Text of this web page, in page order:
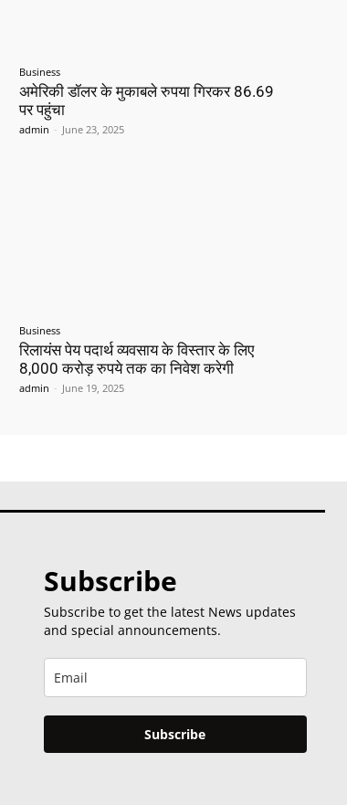
Business
अमेरिकी डॉलर के मुकाबले रुपया गिरकर 86.69
पर पहुंचा
admin - June 23, 2025
Business
रिलायंस पेय पदार्थ व्यवसाय के विस्तार के लिए
8,000 करोड़ रुपये तक का निवेश करेगी
admin - June 19, 2025
Subscribe
Subscribe to get the latest News updates
and special announcements.
Subscribe